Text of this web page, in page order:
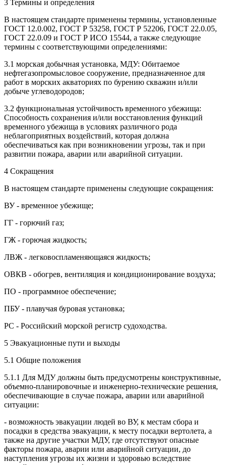
3 Термины и определения
В настоящем стандарте применены термины, установленные
ГОСТ 12.0.002, ГОСТ Р 53258, ГОСТ Р 52206, ГОСТ 22.0.05,
ГОСТ 22.0.09 и ГОСТ Р ИСО 15544, а также следующие
термины с соответствующими определениями:
3.1 морская добычная установка, МДУ: Обитаемое
нефтегазопромысловое сооружение, предназначенное для
работ в морских акваториях по бурению скважин и/или
добыче углеводородов;
3.2 функциональная устойчивость временного убежища:
Способность сохранения и/или восстановления функций
временного убежища в условиях различного рода
неблагоприятных воздействий, которая должна
обеспечиваться как при возникновении угрозы, так и при
развитии пожара, аварии или аварийной ситуации.
4 Сокращения
В настоящем стандарте применены следующие сокращения:
ВУ - временное убежище;
ГГ - горючий газ;
ГЖ - горючая жидкость;
ЛВЖ - легковоспламеняющаяся жидкость;
ОВКВ - обогрев, вентиляция и кондиционирование воздуха;
ПО - программное обеспечение;
ПБУ - плавучая буровая установка;
PC - Российский морской регистр судоходства.
5 Эвакуационные пути и выходы
5.1 Общие положения
5.1.1 Для МДУ должны быть предусмотрены конструктивные,
объемно-планировочные и инженерно-технические решения,
обеспечивающие в случае пожара, аварии или аварийной
ситуации:
- возможность эвакуации людей во ВУ, к местам сбора и
посадки в средства эвакуации, к месту посадки вертолета, а
также на другие участки МДУ, где отсутствуют опасные
факторы пожара, аварии или аварийной ситуации, до
наступления угрозы их жизни и здоровью вследствие